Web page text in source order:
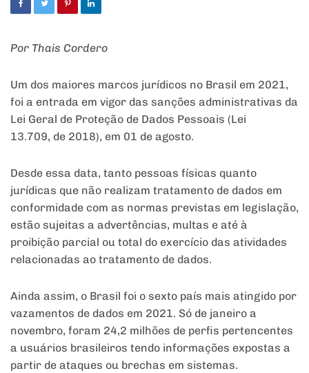
Por Thais Cordero
Um dos maiores marcos jurídicos no Brasil em 2021,
foi a entrada em vigor das sanções administrativas da
Lei Geral de Proteção de Dados Pessoais (Lei
13.709, de 2018), em 01 de agosto.
Desde essa data, tanto pessoas físicas quanto
jurídicas que não realizam tratamento de dados em
conformidade com as normas previstas em legislação,
estão sujeitas a advertências, multas e até à
proibição parcial ou total do exercício das atividades
relacionadas ao tratamento de dados.
Ainda assim, o Brasil foi o sexto país mais atingido por
vazamentos de dados em 2021. Só de janeiro a
novembro, foram 24,2 milhões de perfis pertencentes
a usuários brasileiros tendo informações expostas a
partir de ataques ou brechas em sistemas.